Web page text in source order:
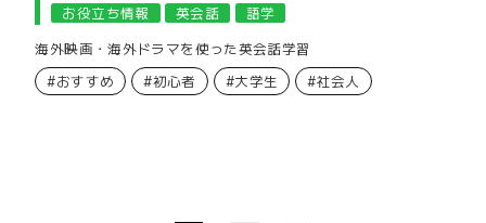
お役立ち情報 英会話
語学
海外映画・海外ドラマを使った英会話学習
#おすすめ
#初心者 #大学生 #社会人